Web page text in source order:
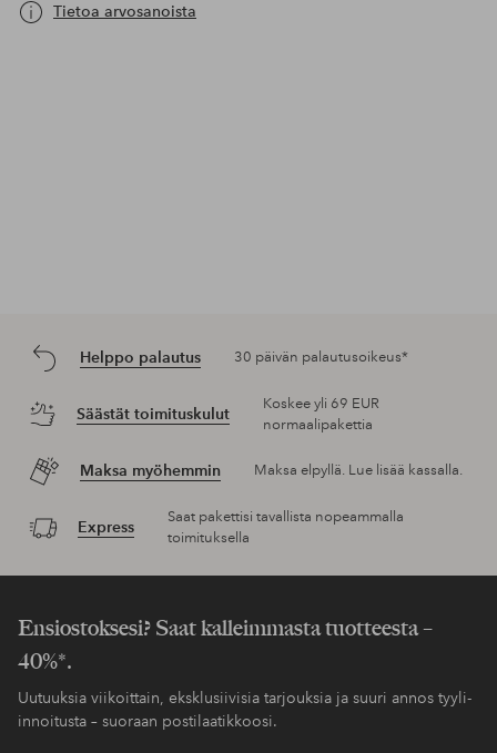
Tietoa arvosanoista
Helppo palautus 30 päivän palautusoikeus*
Säästät toimituskulut
Koskee yli 69 EUR
normaalipakettia
Maksa myöhemmin Maksa elpyllä. Lue lisää kassalla.
Express
Saat pakettisi tavallista nopeammalla
toimituksella
Ensiostoksesi? Saat kalleimmasta tuotteesta –
40%*.
Uutuuksia viikoittain, eksklusiivisia tarjouksia ja suuri annos tyyli-
innoitusta – suoraan postilaatikkoosi.